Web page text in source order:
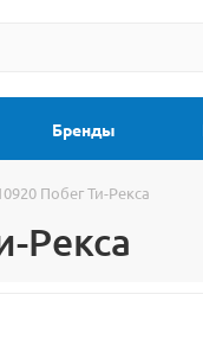
Бренды
Побег Ти-Рекса
Рекса